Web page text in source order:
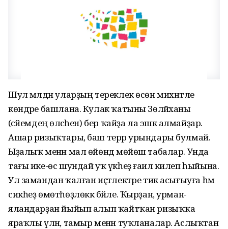
Шул мәлдән уларҙың тереклек өсөн михнәтле
көндәре башлана. Кулак ҡатыны Зөләйханы
(әсәйемдең өләсәһен) бер ҡайҙа ла эшкә алмайҙар.
Ашар ризыҡтары, баш терәр урындары булмай.
Ыҙалыҡ менән мал өйөндә мөйөш табалар. Унда
тағы ике-өс шундай уҡ үкһеҙ ғаилә килеп һыйына.
Ул замандан ҡалған иҫтәлектәре тик асығыуға һәм
сикһеҙ өмөтһөҙлөккә бәйле. Ҡырҙан, урман-
яландарҙан йыйып алып ҡайтҡан ризыҡҡа
яраҡлы үлән, тамыр менән туҡланалар. Аслыҡтан